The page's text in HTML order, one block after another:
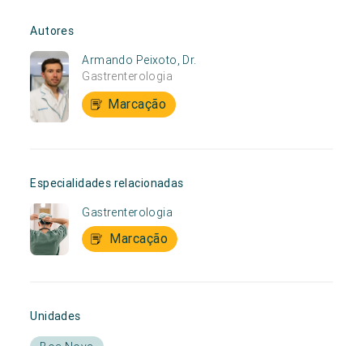
Autores
Armando Peixoto, Dr.
Gastrenterologia
Marcação
Especialidades relacionadas
Gastrenterologia
Marcação
Unidades